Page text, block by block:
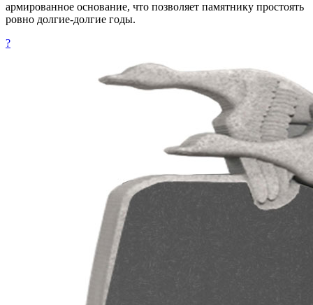
армированное основание, что позволяет памятнику простоять
ровно долгие-долгие годы.
?